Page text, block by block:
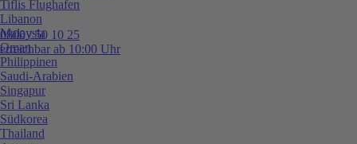
0800 / 50 10 25
erreichbar ab 10:00 Uhr
Tiflis Flughafen
Libanon
Malaysia
Oman
Philippinen
Saudi-Arabien
Singapur
Sri Lanka
Südkorea
Thailand